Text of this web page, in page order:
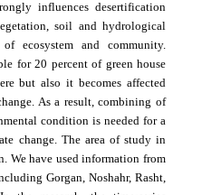
influences desertification
soil and hydrological
ecosystem and community.
for 20 percent of green house
but also it becomes affected
As a result, combining of
condition is needed for a
change. The area of study in
We have used information from
Gorgan, Noshahr, Rasht,